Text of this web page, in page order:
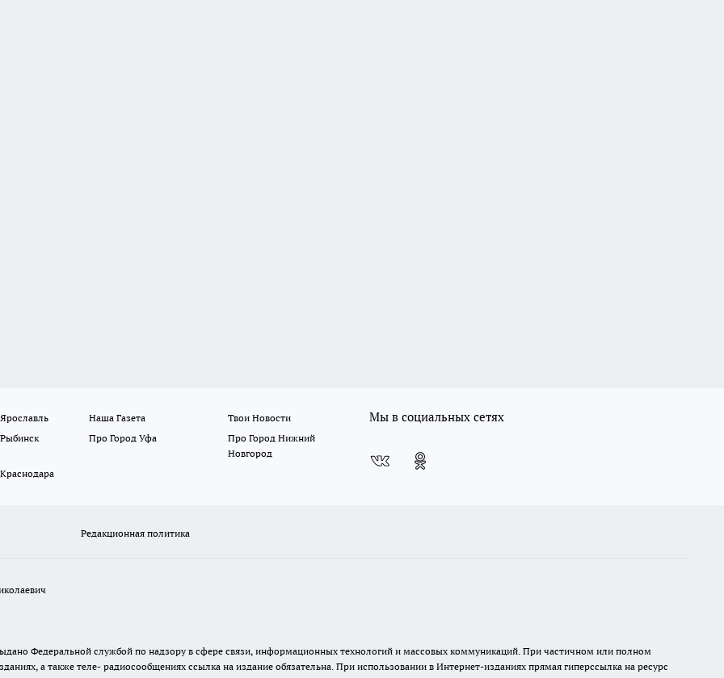
Наша Газета
Твои Новости
Про Город Уфа
Про Город Нижний
Новгород
Мы в социальных сетях
Редакционная политика
Федеральной службой по надзору в сфере связи, информационных технологий и массовых коммуникаций. При частичном или полном
а также теле- радиосообщениях ссылка на издание обязательна. При использовании в Интернет-изданиях прямая гиперссылка на ресурс